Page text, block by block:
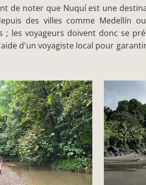
de noter que Nuquí est une
des villes comme Medellín
; les voyageurs doivent donc se
d'un voyagiste local pour